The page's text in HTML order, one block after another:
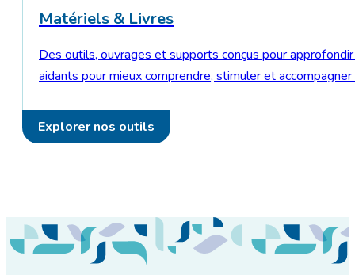
Matériels & Livres
Des outils, ouvrages et supports conçus pour
aidants pour mieux comprendre, stimuler et
Explorer nos outils